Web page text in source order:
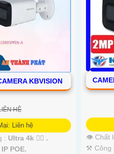
KBVISION
HỆ
Liên hệ
: Ultra 4k 👍🏾 .
IP POE.
👁 Chất
⚒ Công